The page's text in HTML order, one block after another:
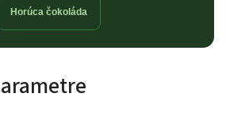
Horúca čokoláda